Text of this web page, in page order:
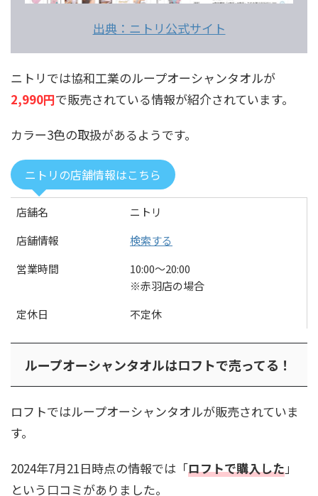
出典：ニトリ公式サイト
ニトリでは協和工業のループオーシャンタオルが
2,990円で販売されている情報が紹介されています。
カラー3色の取扱があるようです。
ニトリの店舗情報はこちら
店舗名
ニトリ
店舗情報
検索する
営業時間
10:00〜20:00
※赤羽店の場合
定休日
不定休
ループオーシャンタオルはロフトで売ってる！
ロフトではループオーシャンタオルが販売されていま
す。
2024年7月21日時点の情報では「ロフトで購入した」
という口コミがありました。